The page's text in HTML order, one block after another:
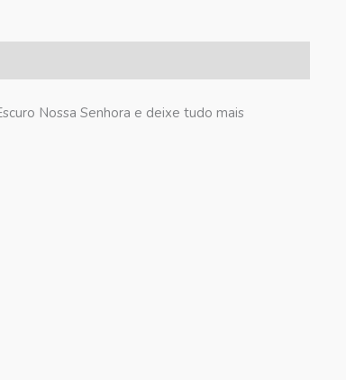
Nossa Senhora e deixe tudo mais